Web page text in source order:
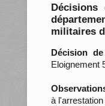
Décisions
militaires
Décision
Eloignement
à